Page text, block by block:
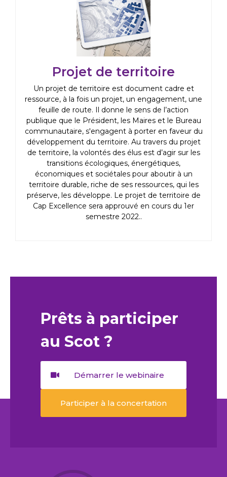
Projet de territoire
Un projet de territoire est document cadre et
ressource, à la fois un projet, un engagement, une
feuille de route. Il donne le sens de l’action
publique que le Président, les Maires et le Bureau
communautaire, s'engagent à porter en faveur du
développement du territoire. Au travers du projet
de territoire, la volontés des élus est d’agir sur les
transitions écologiques, énergétiques,
économiques et sociétales pour aboutir à un
territoire durable, riche de ses ressources, qui les
préserve, les développe. Le projet de territoire de
Cap Excellence sera approuvé en cours du 1er
semestre 2022..
Prêts à participer
au Scot ?
Démarrer le webinaire
Participer à la concertation